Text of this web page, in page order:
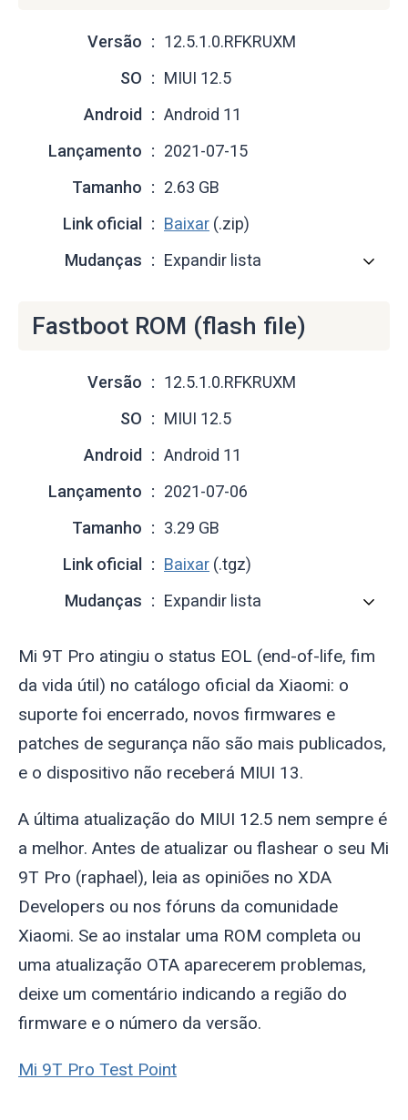
Versão
12.5.1.0.RFKRUXM
SO
MIUI 12.5
Android
Android 11
Lançamento
2021-07-15
Tamanho
2.63 GB
Link oficial
Baixar (.zip)
Mudanças
Expandir lista
Fastboot ROM (flash file)
Versão
12.5.1.0.RFKRUXM
SO
MIUI 12.5
Android
Android 11
Lançamento
2021-07-06
Tamanho
3.29 GB
Link oficial
Baixar (.tgz)
Mudanças
Expandir lista
Mi 9T Pro atingiu o status EOL (end-of-life, fim
da vida útil) no catálogo oficial da Xiaomi: o
suporte foi encerrado, novos firmwares e
patches de segurança não são mais publicados,
e o dispositivo não receberá MIUI 13.
A última atualização do MIUI 12.5 nem sempre é
a melhor. Antes de atualizar ou flashear o seu Mi
9T Pro (raphael), leia as opiniões no XDA
Developers ou nos fóruns da comunidade
Xiaomi. Se ao instalar uma ROM completa ou
uma atualização OTA aparecerem problemas,
deixe um comentário indicando a região do
firmware e o número da versão.
Mi 9T Pro Test Point